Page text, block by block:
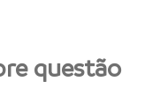
questão